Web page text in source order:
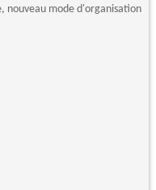
nouveau mode d'organisation